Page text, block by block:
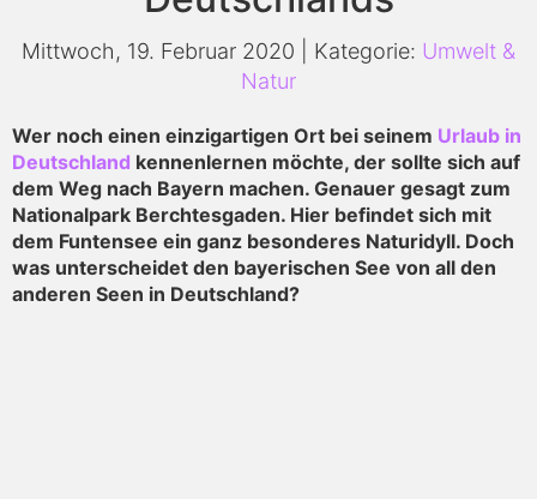
Mittwoch, 19. Februar 2020 | Kategorie: Umwelt &
Natur
Wer noch einen einzigartigen Ort bei seinem Urlaub in
Deutschland kennenlernen möchte, der sollte sich auf
dem Weg nach Bayern machen. Genauer gesagt zum
Nationalpark Berchtesgaden. Hier befindet sich mit
dem Funtensee ein ganz besonderes Naturidyll. Doch
was unterscheidet den bayerischen See von all den
anderen Seen in Deutschland?